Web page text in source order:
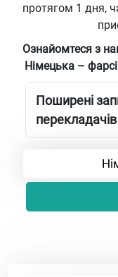
протягом 1 дня,
Ознайомтеся з
Німецька –
Поширені